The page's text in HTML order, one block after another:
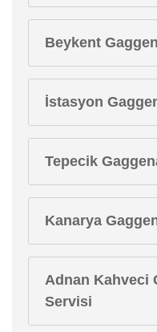
Beykent
İstasyon
Tepecik
Kanarya
Adnan Kahveci
Servisi